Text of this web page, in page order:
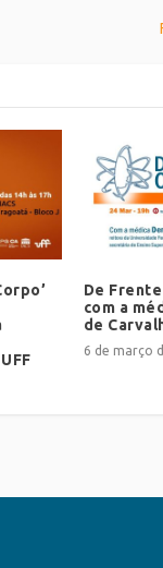
De
com a
de
6 de março